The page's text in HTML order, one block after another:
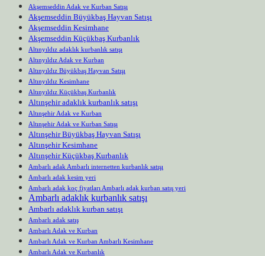
Akşemseddin Adak ve Kurban Satışı
Akşemseddin Büyükbaş Hayvan Satışı
Akşemseddin Kesimhane
Akşemseddin Küçükbaş Kurbanlık
Altınyıldız adaklık kurbanlık satışı
Altınyıldız Adak ve Kurban
Altınyıldız Büyükbaş Hayvan Satışı
Altınyıldız Kesimhane
Altınyıldız Küçükbaş Kurbanlık
Altınşehir adaklık kurbanlık satışı
Altınşehir Adak ve Kurban
Altınşehir Adak ve Kurban Satışı
Altınşehir Büyükbaş Hayvan Satışı
Altınşehir Kesimhane
Altınşehir Küçükbaş Kurbanlık
Ambarlı adak Ambarlı internetten kurbanlık satışı
Ambarlı adak kesim yeri
Ambarlı adak koç fiyatları Ambarlı adak kurban satış yeri
Ambarlı adaklık kurbanlık satışı
Ambarlı adaklık kurban satışı
Ambarlı adak satış
Ambarlı Adak ve Kurban
Ambarlı Adak ve Kurban Ambarlı Kesimhane
Ambarlı Adak ve Kurbanlık